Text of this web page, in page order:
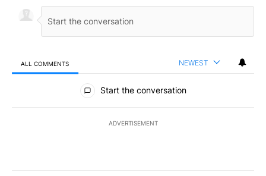
ALL COMMENTS NEWEST
All Comments
Start the conversation
ADVERTISEMENT